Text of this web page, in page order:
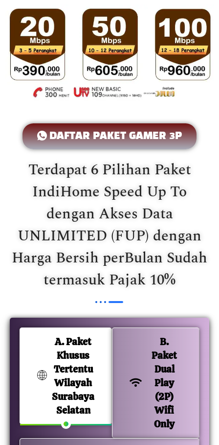
DAFTAR PAKET GAMER 3P
Terdapat 6 Pilihan Paket
IndiHome Speed Up To
dengan Akses Data
UNLIMITED (FUP) dengan
Harga Bersih perBulan Sudah
termasuk Pajak 10%
A. Paket
Khusus
Tertentu
Wilayah
Surabaya
Selatan
B.
Paket
Dual
Play
(2P)
Wifi
Only